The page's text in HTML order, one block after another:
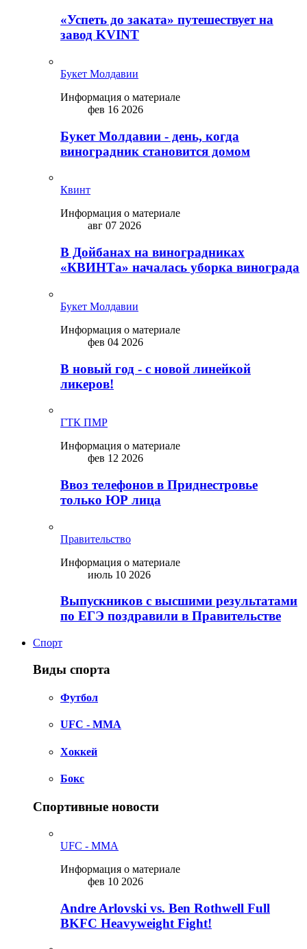
«Успеть до заката» путешествует на
завод KVINT
Букет Молдавии
Информация о материале
фев 16 2026
Букет Молдавии - день, когда
виноградник становится домом
Квинт
Информация о материале
авг 07 2026
В Дойбанах на виноградниках
«КВИНТа» началась уборка винограда
Букет Молдавии
Информация о материале
фев 04 2026
В новый год - с новой линейкой
ликepoв!
ГТК ПМР
Информация о материале
фев 12 2026
Ввоз телефонов в Приднестровье
только ЮР лица
Правительство
Информация о материале
июль 10 2026
Выпускников с высшими результатами
по ЕГЭ поздравили в Правительстве
Спорт
Виды спорта
Футбол
UFC - MMA
Хоккей
Бокс
Спортивные новости
UFC - MMA
Информация о материале
фев 10 2026
Andre Arlovski vs. Ben Rothwell Full
BKFC Heavyweight Fight!